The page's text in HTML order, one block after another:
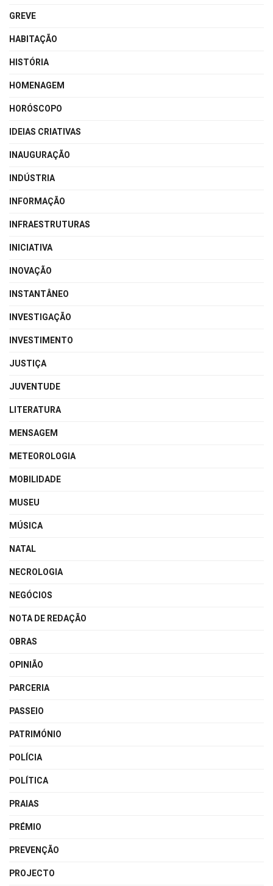
GREVE
HABITAÇÃO
HISTÓRIA
HOMENAGEM
HORÓSCOPO
IDEIAS CRIATIVAS
INAUGURAÇÃO
INDÚSTRIA
INFORMAÇÃO
INFRAESTRUTURAS
INICIATIVA
INOVAÇÃO
INSTANTÂNEO
INVESTIGAÇÃO
INVESTIMENTO
JUSTIÇA
JUVENTUDE
LITERATURA
MENSAGEM
METEOROLOGIA
MOBILIDADE
MUSEU
MÚSICA
NATAL
NECROLOGIA
NEGÓCIOS
NOTA DE REDAÇÃO
OBRAS
OPINIÃO
PARCERIA
PASSEIO
PATRIMÓNIO
POLÍCIA
POLÍTICA
PRAIAS
PRÉMIO
PREVENÇÃO
PROJECTO